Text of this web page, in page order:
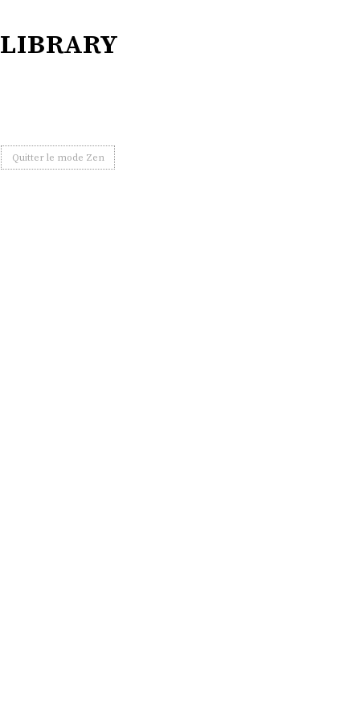
library
Quitter le mode Zen